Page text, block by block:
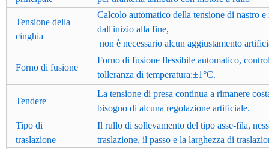
Tensione della
cinghia
Calcolo automatico della tensione di nastro e
dall'inizio alla fine,
non è necessario alcun aggiustamento
Forno di fusione
Forno di fusione flessibile automatico,
tolleranza di temperatura:±1°C.
Tendere
La tensione di presa continua a rimanere
bisogno di alcuna regolazione artificiale.
Tipo di
traslazione
Il rullo di sollevamento del tipo asse-fila,
traslazione, il passo e la larghezza di